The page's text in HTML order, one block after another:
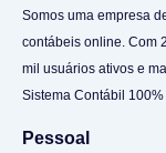
Somos uma empresa
contábeis online. Com
mil usuários ativos e
Sistema Contábil
Pessoal